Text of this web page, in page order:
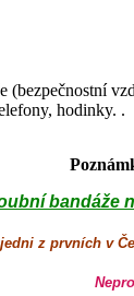
hodinky. .
bandáže
z prvních v